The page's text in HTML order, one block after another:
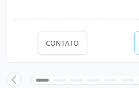
CONTATO